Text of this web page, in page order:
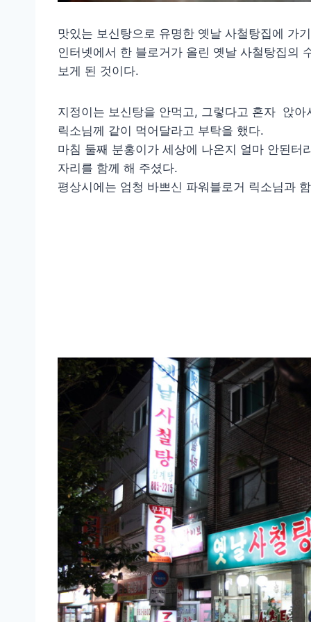
맛있는 보신탕으로 유명한 옛날 사철탕집에 가
인터넷에서 한 블로거가 올린 옛날 사철탕집의
보게 된 것이다.
지정이는 보신탕을 안먹고, 그렇다고 혼자 앉
릭소님께 같이 먹어달라고 부탁을 했다.
마침 둘째 분홍이가 세상에 나온지 얼마 안된
자리를 함께 해 주셨다.
평상시에는 엄청 바쁘신 파워블로거 릭소님과